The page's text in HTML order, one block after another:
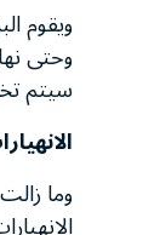
سيتم
وما